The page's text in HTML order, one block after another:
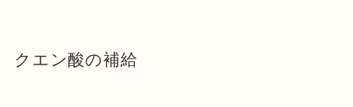
クエン酸の補給